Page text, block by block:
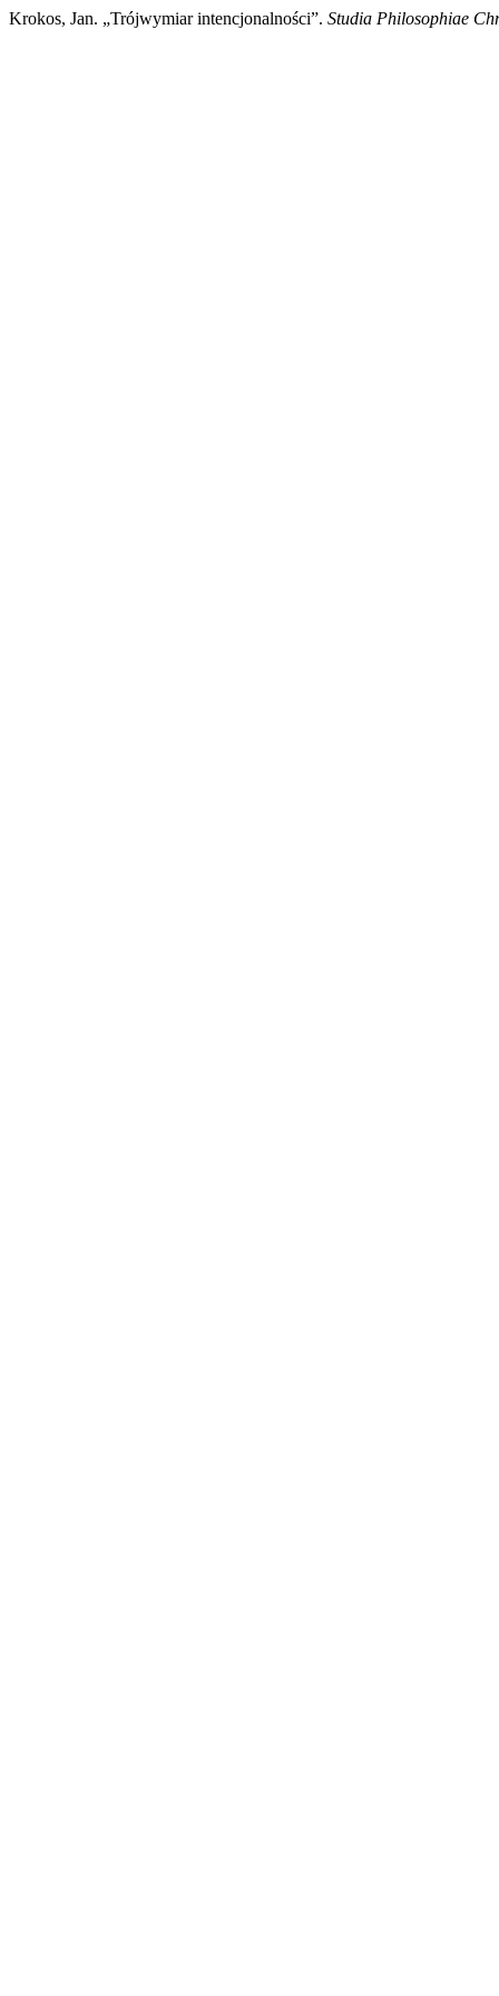
Krokos, Jan. „Trójwymiar intencjonalności”. Studia Philosophiae